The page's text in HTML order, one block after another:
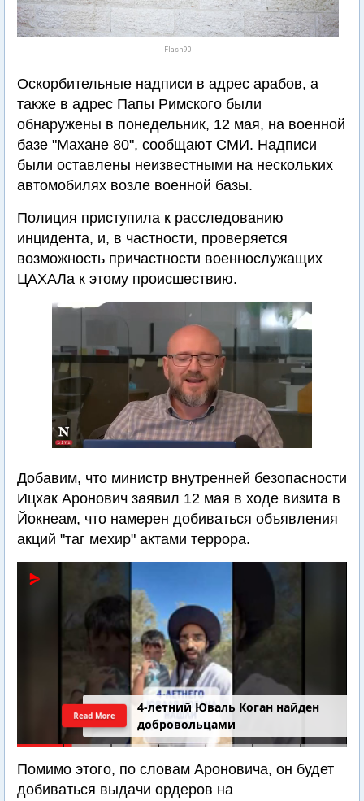
Flash90
Оскорбительные надписи в адрес арабов, а
также в адрес Папы Римского были
обнаружены в понедельник, 12 мая, на военной
базе "Махане 80", сообщают СМИ. Надписи
были оставлены неизвестными на нескольких
автомобилях возле военной базы.
Полиция приступила к расследованию
инцидента, и, в частности, проверяется
возможность причастности военнослужащих
ЦАХАЛа к этому происшествию.
Добавим, что министр внутренней безопасности
Ицхак Аронович заявил 12 мая в ходе визита в
Йокнеам, что намерен добиваться объявления
акций "таг мехир" актами террора.
4-летний Юваль Коган найден
добровольцами
Read More
Помимо этого, по словам Ароновича, он будет
добиваться выдачи ордеров на